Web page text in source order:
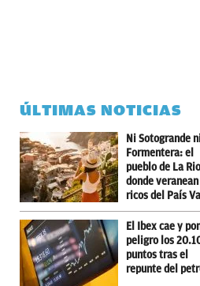
ÚLTIMAS NOTICIAS
Ni Sotogrande
Formentera: el
pueblo de La
donde
ricos del País
El Ibex cae y
peligro los
puntos tras el
repunte del